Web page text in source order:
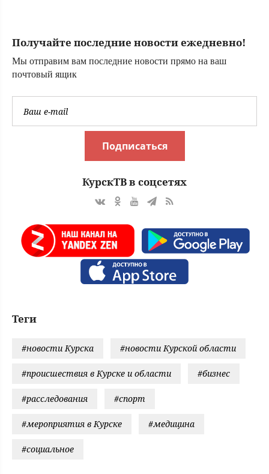
Новости на
Получайте последние новости ежедневно!
Мы отправим вам последние новости прямо на ваш
почтовый ящик
Подписаться
КурскТВ в соцсетях
Теги
#новости Курска #новости Курской области
#происшествия в Курске и области #бизнес
#расследования #спорт
#мероприятия в Курске #медицина
#социальное